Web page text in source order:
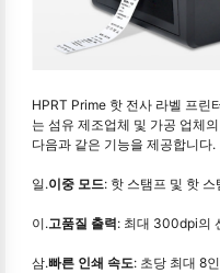
HPRT Prime 핫 전사 라벨 프린
는 섬유 제조업체 및 가공 업체
다음과 같은 기능을 제공합니다.
일.이중 모드: 핫 스탬프 및 핫
이.고품질 출력: 최대 300dpi의
삼.빠른 인쇄 속도: 초당 최대 8